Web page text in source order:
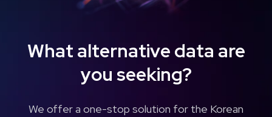
What alternative data are
you seeking?
We offer a one-stop solution for the Korean